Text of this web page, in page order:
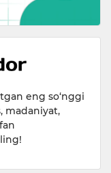
eng so‘nggi
madaniyat,